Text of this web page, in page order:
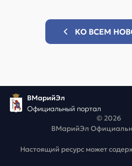
КО ВСЕМ
ВМарийЭл
Официальный портал
© 2026
ВМарийЭл
Настоящий ресурс может